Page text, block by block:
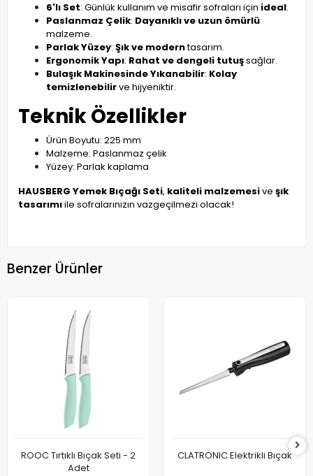
6'lı Set: Günlük kullanım ve misafir sofraları için ideal.
Paslanmaz Çelik: Dayanıklı ve uzun ömürlü
malzeme.
Parlak Yüzey: Şık ve moderntasarım.
Ergonomik Yapı: Rahat ve dengeli tutuşsağlar.
Bulaşık Makinesinde Yıkanabilir: Kolay
temizlenebilirve hijyeniktir.
Teknik Özellikler
Ürün Boyutu: 225 mm
Malzeme: Paslanmaz çelik
Yüzey: Parlak kaplama
HAUSBERG Yemek Bıçağı Seti, kaliteli malzemesive şık
tasarımıile sofralarınızın vazgeçilmezi olacak!
Benzer Ürünler
ROOC Tırtıklı Bıçak Seti - 2
Adet
CLATRONIC Elektrikli Bıçak